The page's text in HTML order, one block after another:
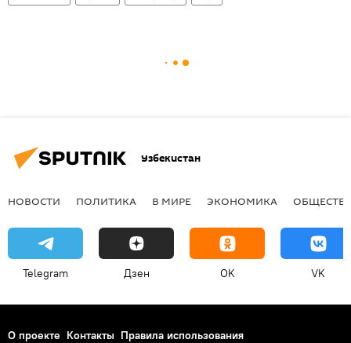
Узбекистан
НОВОСТИ ПОЛИТИКА В МИРЕ ЭКОНОМИКА
Telegram Дзен OK VK
О проекте Контакты Правила использования